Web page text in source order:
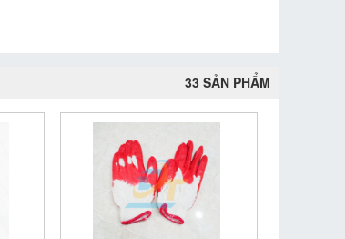
33 SẢN PHẨM